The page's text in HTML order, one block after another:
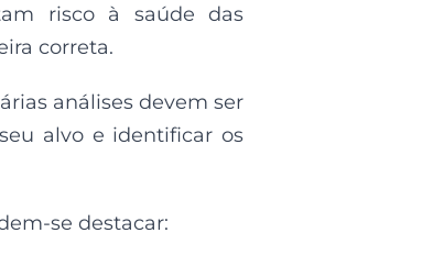
risco à saúde das
correta.
análises devem ser
alvo e identificar os
se destacar: